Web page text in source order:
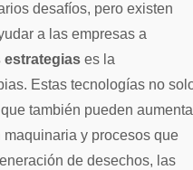
desafíos, pero existen
a las empresas a
estrategias es la
Estas tecnologías no
también pueden
y procesos que
de desechos, las